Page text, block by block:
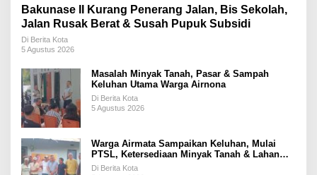
Bakunase II Kurang Penerang Jalan, Bis Sekolah,
Jalan Rusak Berat & Susah Pupuk Subsidi
Di Berita Kota
5 Agustus 2026
Masalah Minyak Tanah, Pasar & Sampah
Keluhan Utama Warga Airnona
Di Berita Kota
5 Agustus 2026
Warga Airmata Sampaikan Keluhan, Mulai
PTSL, Ketersediaan Minyak Tanah & Lahan
Pemakaman
Di Berita Kota